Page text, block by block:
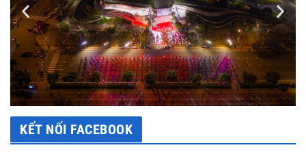
KẾT NỐI FACEBOOK